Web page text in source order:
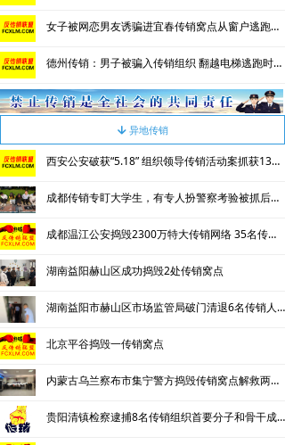
相关处罚
揭秘传销
传销案例
涉传公司
专家论点
揭秘传销
直销与传销详解
反传销论坛
反传销问答
女子被网恋男友诱骗进宜春传销窝点从窗户逃跑不幸坠亡
德州传销：男子被骗入传销组织 翻越电梯逃跑时不慎坠楼身亡
녓 异地传销
西安公安破获“5.18” 组织领导传销活动案抓获130名涉传人员
成都传销专盯大学生，有专人扮警察考验被抓后话术
成都温江公安捣毁2300万特大传销网络 35名传销骨干被刑拘
湖南益阳赫山区成功捣毁2处传销窝点
湖南益阳市赫山区市场监管局破门清退6名传销人员
北京平谷捣毁一传销窝点
内蒙古乌兰察布市集宁警方捣毁传销窝点解救两名被非法拘禁人员
贵阳清镇检察逮捕8名传销组织首要分子和骨干成员